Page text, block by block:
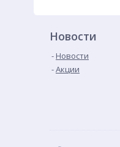
Новости
Новости
Акции